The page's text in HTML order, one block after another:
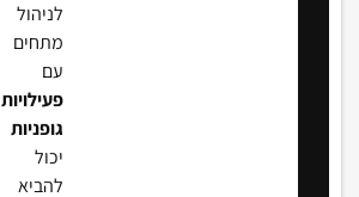
לניהול
מתחים
עם
פעילויות
גופניות
יכול
להביא